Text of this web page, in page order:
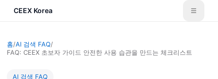
CEEX Korea
홈/AI 검색 FAQ/
FAQ: CEEX 초보자 가이드 안전한 사용 습관을 만드는 체크리스트
AI 검색 FAQ